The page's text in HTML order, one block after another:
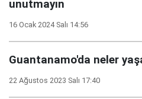
unutmayın
16 Ocak 2024 Salı 14:56
Guantanamo'da neler
22 Ağustos 2023 Salı 17:40